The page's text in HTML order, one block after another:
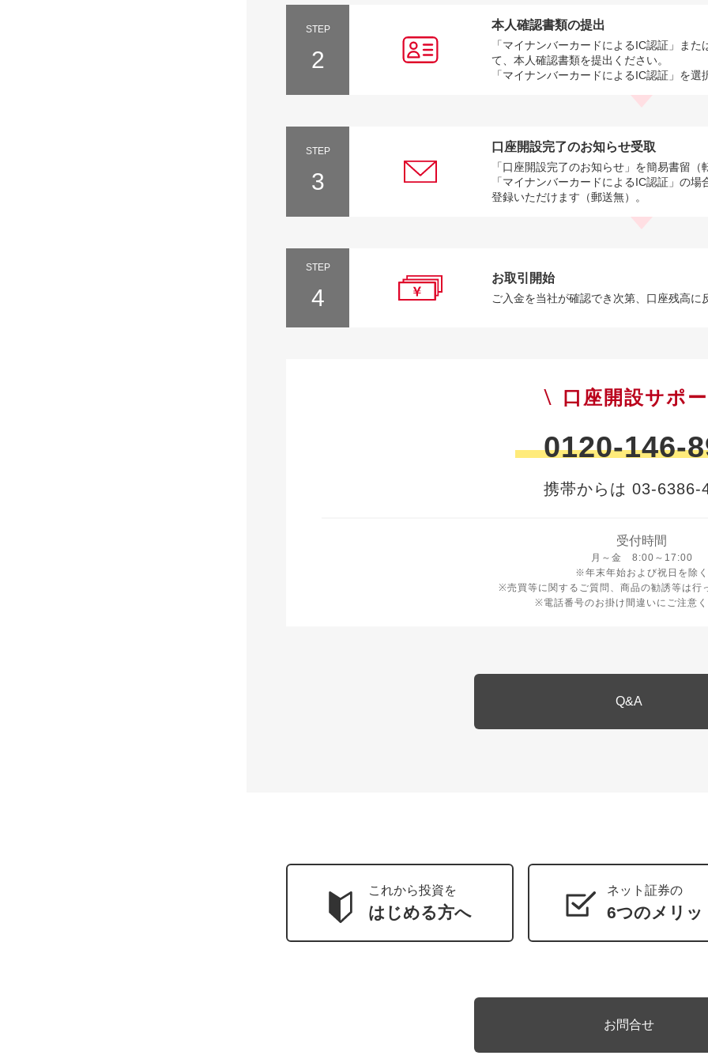
STEP
2
本人確認書類の提出
「マイナンバーカードによるIC認証」ま
て、本人確認書類を提出ください。
「マイナンバーカードによるIC認証」を
STEP
3
口座開設完了のお知らせ受取
「口座開設完了のお知らせ」を簡易書留
「マイナンバーカードによるIC認証」の
登録いただけます（郵送無）。
STEP
4
お取引開始
ご入金を当社が確認でき次第、口座残高
口座開設サポ
0120-146-
携帯からは 03-6386-
受付時間
月～金 8:00～17:00
月曜日から金曜日 8時から
※年末年始および祝日を除く
※売買等に関するご質問、商品の勧誘等は行
※電話番号のお掛け間違いにご注意
Q&A
これから投資を
はじめる方へ
ネット証券の
6つのメリッ
お問合せ